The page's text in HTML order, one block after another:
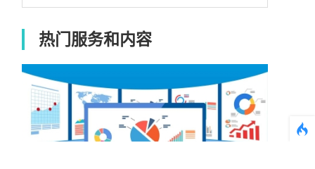
热门服务和内容